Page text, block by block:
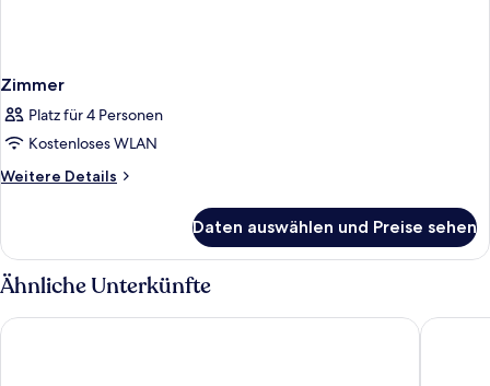
Zimmer
Platz für 4 Personen
Kostenloses WLAN
Weitere Details
Weitere
Daten auswählen und Preise sehen
Ähnliche Unterkünfte
Solaria Nishitetsu Hotel Seoul Myeongdong HOTEL